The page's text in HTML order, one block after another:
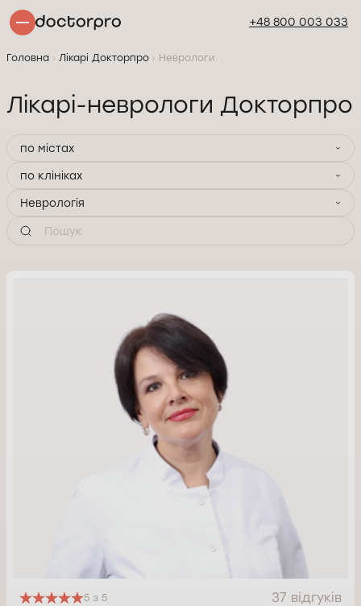
+48 800 003 033
Головна Лікарі Докторпро Неврологи
Лікарі-неврологи Докторпро
по містах
по клініках
Неврологія
5 з 5
37 відгуків